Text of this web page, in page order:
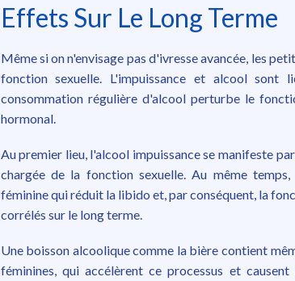
Effets Sur Le Long Terme
Même si on n'envisage pas d'ivresse avancée, les
fonction sexuelle. L'impuissance et alcool sont
consommation régulière d'alcool perturbe le
hormonal.
Au premier lieu, l'alcool impuissance se manifeste
chargée de la fonction sexuelle. Au même
féminine qui réduit la libido et, par conséquent, la
corrélés sur le long terme.
Une boisson alcoolique comme la bière contient
féminines, qui accélèrent ce processus et